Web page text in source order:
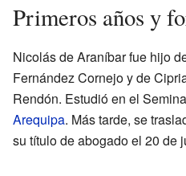
Primeros años y
Nicolás de Araníbar fue hijo
Fernández Cornejo y de
Rendón. Estudió en el
Arequipa. Más tarde, se
su título de abogado el 20 de